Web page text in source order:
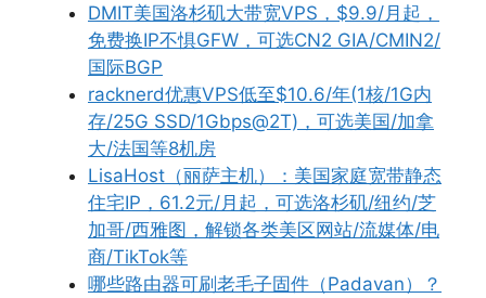
DMIT美国洛杉矶大带宽VPS，$9.9/月起，
免费换IP不惧GFW，可选CN2 GIA/CMIN2/
国际BGP
racknerd优惠VPS低至$10.6/年(1核/1G内
存/25G SSD/1Gbps@2T)，可选美国/加拿
大/法国等8机房
LisaHost（丽萨主机）：美国家庭宽带静态
住宅IP，61.2元/月起，可选洛杉矶/纽约/芝
加哥/西雅图，解锁各类美区网站/流媒体/电
商/TikTok等
哪些路由器可刷老毛子固件（Padavan）？